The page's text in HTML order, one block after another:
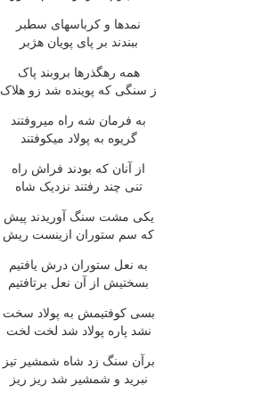
نمدها و کرباسهاى سطبر
ببندند بر پاى پويان هژبر
همه رهگذرها بروبند پاک
ز سنگى که پوينده شد زو هلاک
به فرمان شه راه ميروفتند
گريوه به پولاد ميکوفتند
از آنان که بودند فراش راه
تنى چند رفتند نزديک شاه
يکى مشت سنگ آوريدند پيش
که سم ستوران ازينست ريش
به نعل ستوران درش يافتيم
بسختيش از آن نعل برتافتيم
بسى کوفتيمش به پولاد سخت
نشد پاره پولاد شد لخت لخت
برآن سنگ زد شاه شمشير تيز
نبريد و شمشير شد ريز ريز